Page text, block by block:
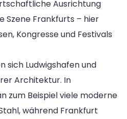
Ausrichtung
Szene Frankfurts – hier
Kongresse und Festivals
sich Ludwigshafen und
Architektur. In
zum Beispiel viele moderne
während Frankfurt